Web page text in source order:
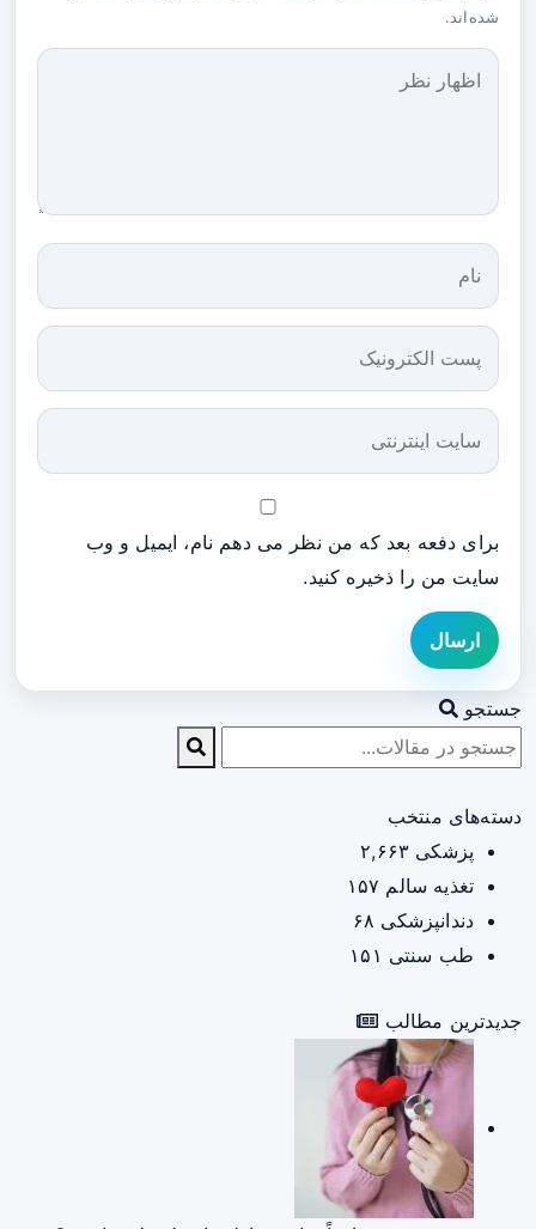
شده‌اند.
برای دفعه بعد که من نظر می دهم نام، ایمیل و وب
سایت من را ذخیره کنید.
ارسال
جستجو
دسته‌های منتخب
پزشکی ۲,۶۶۳
تغذیه سالم ۱۵۷
دندانپزشکی ۶۸
طب سنتی ۱۵۱
جدیدترین مطالب